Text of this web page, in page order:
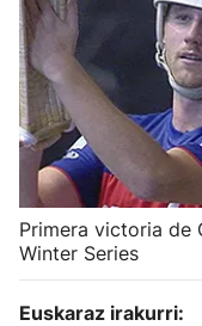
Ciclismo
Herri-kirolak
Balonmano
Kirolak 360
Atletismo
Primera victoria de
Winter Series
Euskaraz irakurri: